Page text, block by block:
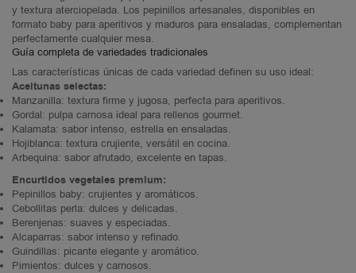
y textura aterciopelada. Los pepinillos artesanales, disponibles en
formato baby para aperitivos y maduros para ensaladas, complementan
perfectamente cualquier mesa.
Guía completa de variedades tradicionales
Las características únicas de cada variedad definen su uso ideal:
Aceitunas selectas:
Manzanilla: textura firme y jugosa, perfecta para aperitivos.
Gordal: pulpa carnosa ideal para rellenos gourmet.
Kalamata: sabor intenso, estrella en ensaladas.
Hojiblanca: textura crujiente, versátil en cocina.
Arbequina: sabor afrutado, excelente en tapas.
Encurtidos vegetales premium:
Pepinillos baby: crujientes y aromáticos.
Cebollitas perla: dulces y delicadas.
Berenjenas: suaves y especiadas.
Alcaparras: sabor intenso y refinado.
Guindillas: picante elegante y aromático.
Pimientos: dulces y carnosos.